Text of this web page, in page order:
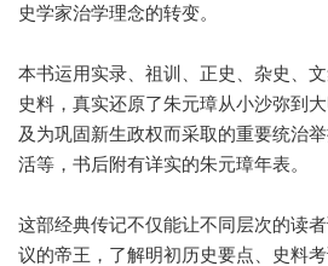
史学家治学理念的转变。
本书运用实录、祖训、正史、杂史、
史料，真实还原了朱元璋从小沙弥到
及为巩固新生政权而采取的重要统治
活等，书后附有详实的朱元璋年表。
这部经典传记不仅能让不同层次的读
议的帝王，了解明初历史要点、史料